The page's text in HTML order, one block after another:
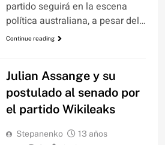
partido seguirá en la escena
política australiana, a pesar del…
Continue reading
Julian Assange y su
postulado al senado por
el partido Wikileaks
Stepanenko
13 años